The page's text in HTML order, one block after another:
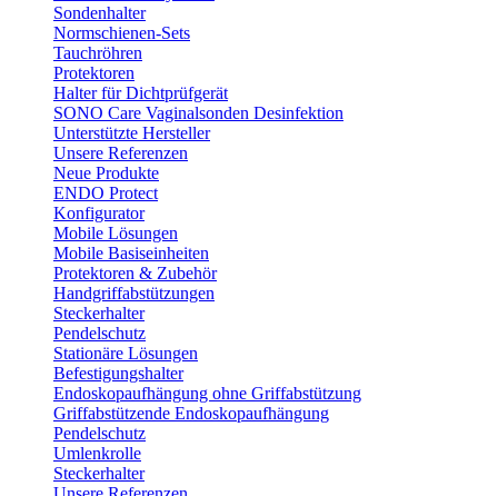
Sondenhalter
Normschienen-Sets
Tauchröhren
Protektoren
Halter für Dichtprüfgerät
SONO Care Vaginalsonden Desinfektion
Unterstützte Hersteller
Unsere Referenzen
Neue Produkte
ENDO Protect
Konfigurator
Mobile Lösungen
Mobile Basiseinheiten
Protektoren & Zubehör
Handgriffabstützungen
Steckerhalter
Pendelschutz
Stationäre Lösungen
Befestigungshalter
Endoskopaufhängung ohne Griffabstützung
Griffabstützende Endoskopaufhängung
Pendelschutz
Umlenkrolle
Steckerhalter